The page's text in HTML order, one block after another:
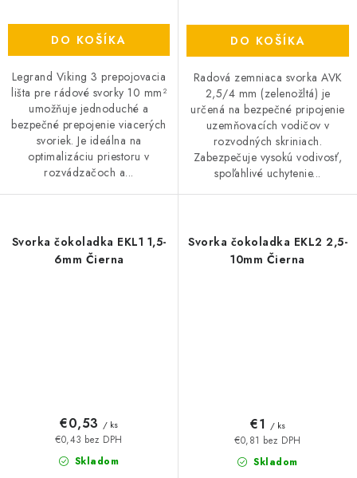
DO KOŠÍKA
Legrand Viking 3 prepojovacia
lišta pre rádové svorky 10 mm²
umožňuje jednoduché a
bezpečné prepojenie viacerých
svoriek. Je ideálna na
optimalizáciu priestoru v
rozvádzačoch a...
DO KOŠÍKA
Radová zemniaca svorka AVK
2,5/4 mm (zelenožltá) je
určená na bezpečné pripojenie
uzemňovacích vodičov v
rozvodných skriniach.
Zabezpečuje vysokú vodivosť,
spoľahlivé uchytenie...
Svorka čokoladka EKL1 1,5-
6mm Čierna
Skladom
€0,43 bez DPH
€0,53 / ks
Svorka čokoladka EKL2 2,5-
10mm Čierna
Skladom
€0,81 bez DPH
€1 / ks